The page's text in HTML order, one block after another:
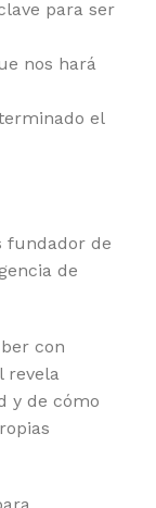
para ser
nos hará
el
fundador de
de
con
revela
y de cómo